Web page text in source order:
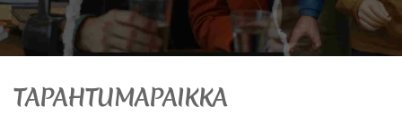
TAPAHTUMAPAIKKA